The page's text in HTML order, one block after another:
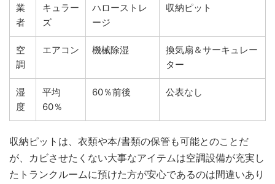
業
者
キュラー
ズ
ハローストレ
ージ
収納ピット
空
調
エアコン 機械除湿
換気扇＆サーキュレー
ター
湿
度
平均
60％
60％前後 公表なし
収納ピットは、衣類や本/書類の保管も可能とのことだ
が、カビさせたくない大事なアイテムは空調設備が充実し
たトランクルームに預けた方が安心であるのは間違いあり